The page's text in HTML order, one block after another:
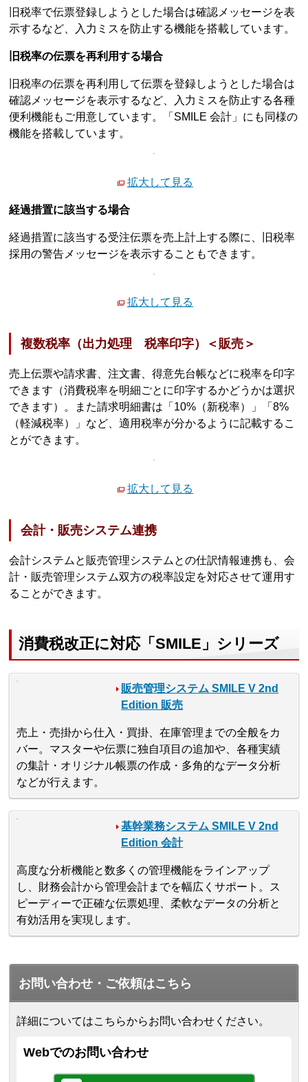
旧税率で伝票登録しようとした場合は確認メッセージを表
示するなど、入力ミスを防止する機能を搭載しています。
旧税率の伝票を再利用する場合
旧税率の伝票を再利用して伝票を登録しようとした場合は
確認メッセージを表示するなど、入力ミスを防止する各種
便利機能もご用意しています。「SMILE 会計」にも同様の
機能を搭載しています。
拡大して見る
経過措置に該当する場合
経過措置に該当する受注伝票を売上計上する際に、旧税率
採用の警告メッセージを表示することもできます。
拡大して見る
複数税率（出力処理 税率印字）＜販売＞
売上伝票や請求書、注文書、得意先台帳などに税率を印字
できます（消費税率を明細ごとに印字するかどうかは選択
できます）。また請求明細書は「10%（新税率）」「8%
（軽減税率）」など、適用税率が分かるように記載するこ
とができます。
拡大して見る
会計・販売システム連携
会計システムと販売管理システムとの仕訳情報連携も、会
計・販売管理システム双方の税率設定を対応させて運用す
ることができます。
消費税改正に対応「SMILE」シリーズ
販売管理システム SMILE V 2nd
Edition 販売
売上・売掛から仕入・買掛、在庫管理までの全般をカ
バー。マスターや伝票に独自項目の追加や、各種実績
の集計・オリジナル帳票の作成・多角的なデータ分析
などが行えます。
基幹業務システム SMILE V 2nd
Edition 会計
高度な分析機能と数多くの管理機能をラインアップ
し、財務会計から管理会計までを幅広くサポート。ス
ピーディーで正確な伝票処理、柔軟なデータの分析と
有効活用を実現します。
お問い合わせ・ご依頼はこちら
詳細についてはこちらからお問い合わせください。
Webでのお問い合わせ